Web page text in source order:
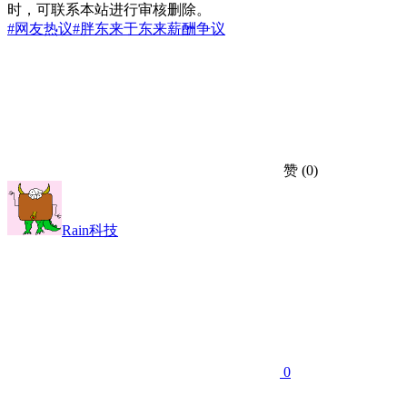
时，可联系本站进行审核删除。
#网友热议#胖东来于东来薪酬争议
赞 (0)
Rain科技
0